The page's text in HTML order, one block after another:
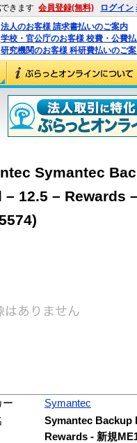
できます 会員登録(無料) ログイン
法人のお客様 請求書払いのご案内
学校・官公庁のお客様 校費・公費
研究機関のお客様 科研費払いのご
Symantec
– 12.5 – Rewards
ー
Symantec
Symantec Backup
Rewards - 新規